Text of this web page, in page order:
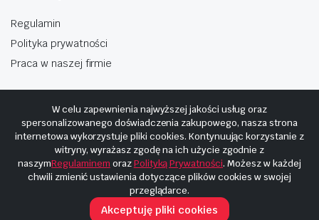
Regulamin
Polityka prywatności
Praca w naszej firmie
Copyright © 2025 Hosting i budowa Cyberplaneta.pl
W celu zapewnienia najwyższej jakości usług oraz
spersonalizowanego doświadczenia zakupowego, nasza strona
internetowa wykorzystuje pliki cookies. Kontynuując korzystanie z
witryny, wyrażasz zgodę na ich użycie zgodnie z
naszymRegulaminem orazPolityką Prywatności. Możesz w każdej
chwili zmienić ustawienia dotyczące plików cookies w swojej
przeglądarce.
Akceptuję pliki cookies